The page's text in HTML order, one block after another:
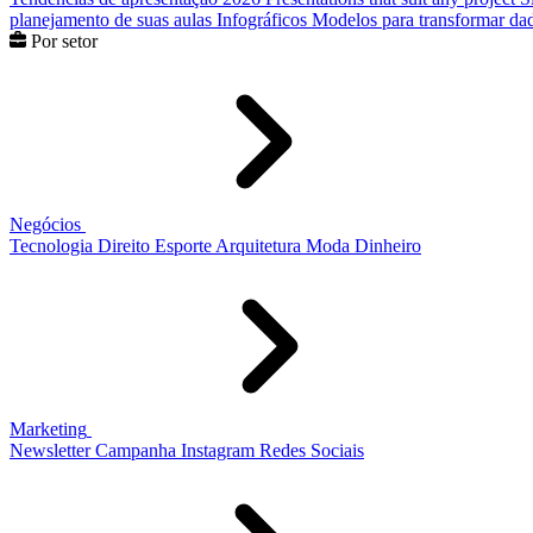
planejamento de suas aulas Infográficos Modelos para transformar
Por setor
Negócios
Tecnologia Direito Esporte Arquitetura Moda Dinheiro
Marketing
Newsletter Campanha Instagram Redes Sociais